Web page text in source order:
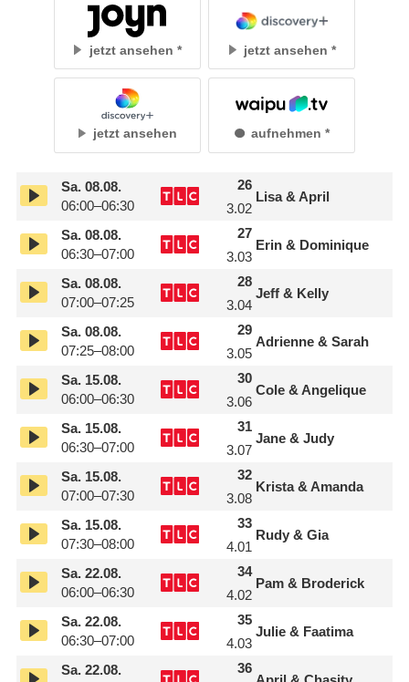
jetzt ansehen jetzt ansehen
jetzt ansehen aufnehmen
Sa.08.08.
06:00–06:30
26
3.02
Lisa & April
Sa.08.08.
06:30–07:00
27
3.03
Erin & Dominique
Sa.08.08.
07:00–07:25
28
3.04
Jeff & Kelly
Sa.08.08.
07:25–08:00
29
3.05
Adrienne & Sarah
Sa.15.08.
06:00–06:30
30
3.06
Cole & Angelique
Sa.15.08.
06:30–07:00
31
3.07
Jane & Judy
Sa.15.08.
07:00–07:30
32
3.08
Krista & Amanda
Sa.15.08.
07:30–08:00
33
4.01
Rudy & Gia
Sa.22.08.
06:00–06:30
34
4.02
Pam & Broderick
Sa.22.08.
06:30–07:00
35
4.03
Julie & Faatima
Sa.22.08.
36